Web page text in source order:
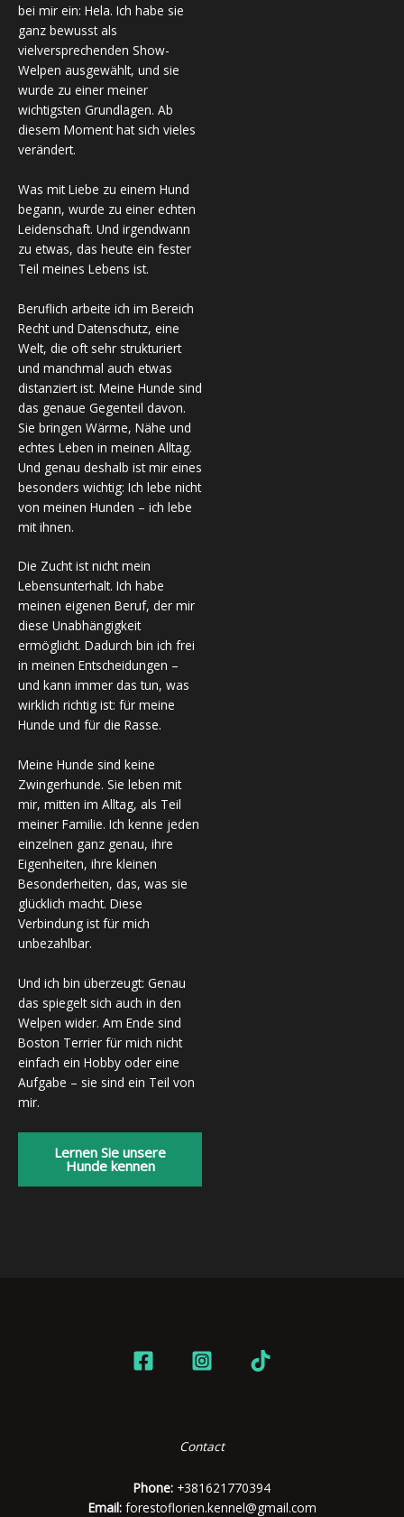
bei mir ein: Hela. Ich habe sie
ganz bewusst als
vielversprechenden Show-
Welpen ausgewählt, und sie
wurde zu einer meiner
wichtigsten Grundlagen. Ab
diesem Moment hat sich vieles
verändert.
Was mit Liebe zu einem Hund
begann, wurde zu einer echten
Leidenschaft. Und irgendwann
zu etwas, das heute ein fester
Teil meines Lebens ist.
Beruflich arbeite ich im Bereich
Recht und Datenschutz, eine
Welt, die oft sehr strukturiert
und manchmal auch etwas
distanziert ist. Meine Hunde sind
das genaue Gegenteil davon.
Sie bringen Wärme, Nähe und
echtes Leben in meinen Alltag.
Und genau deshalb ist mir eines
besonders wichtig: Ich lebe nicht
von meinen Hunden – ich lebe
mit ihnen.
Die Zucht ist nicht mein
Lebensunterhalt. Ich habe
meinen eigenen Beruf, der mir
diese Unabhängigkeit
ermöglicht. Dadurch bin ich frei
in meinen Entscheidungen –
und kann immer das tun, was
wirklich richtig ist: für meine
Hunde und für die Rasse.
Meine Hunde sind keine
Zwingerhunde. Sie leben mit
mir, mitten im Alltag, als Teil
meiner Familie. Ich kenne jeden
einzelnen ganz genau, ihre
Eigenheiten, ihre kleinen
Besonderheiten, das, was sie
glücklich macht. Diese
Verbindung ist für mich
unbezahlbar.
Und ich bin überzeugt: Genau
das spiegelt sich auch in den
Welpen wider. Am Ende sind
Boston Terrier für mich nicht
einfach ein Hobby oder eine
Aufgabe – sie sind ein Teil von
mir.
Lernen Sie unsere
Hunde kennen
Contact
Phone: +381621770394
Email:forestoflorien.kennel@gmail.com